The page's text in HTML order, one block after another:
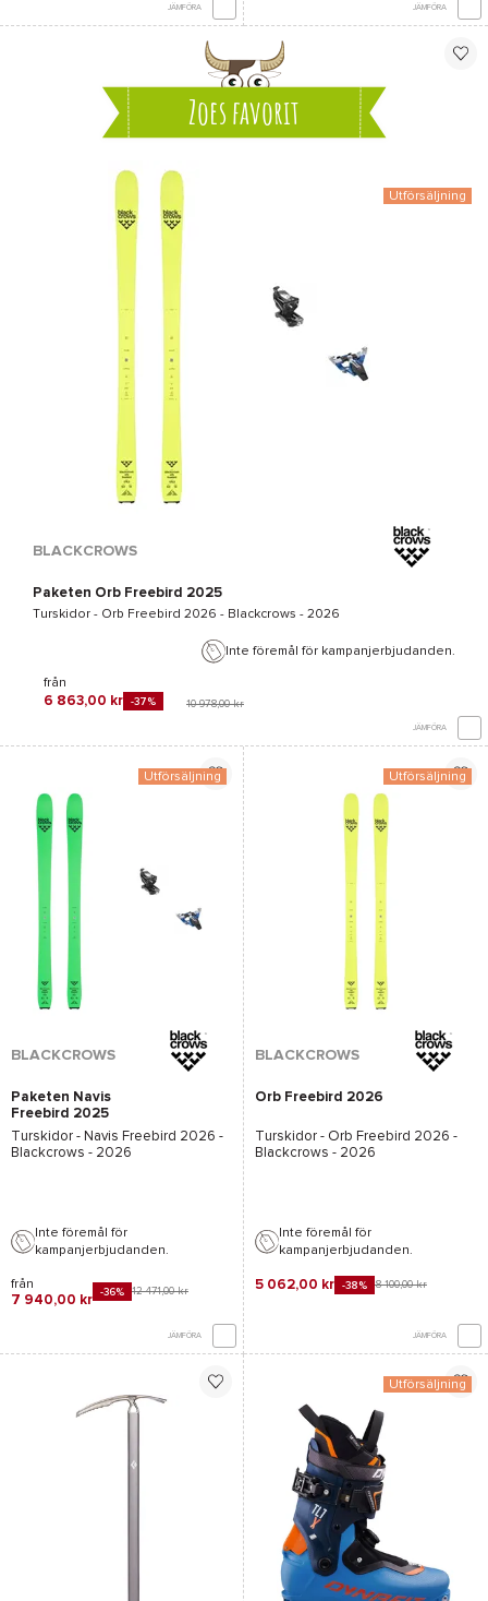
JÄMFÖRA JÄMFÖRA
Zoes favorit
Utförsäljning
BLACKCROWS
Paketen Orb Freebird 2025
Turskidor - Orb Freebird 2026 - Blackcrows - 2026
Inte föremål för kampanjerbjudanden.
från
6 863,00 kr -37% 10 978,00 kr
JÄMFÖRA
Utförsäljning
BLACKCROWS
Paketen Navis
Freebird 2025
Turskidor - Navis Freebird 2026 -
Blackcrows - 2026
Inte föremål för
kampanjerbjudanden.
från
7 940,00 kr
-36% 12 471,00 kr
JÄMFÖRA
Utförsäljning
BLACKCROWS
Orb Freebird 2026
Turskidor - Orb Freebird 2026 -
Blackcrows - 2026
Inte föremål för
kampanjerbjudanden.
5 062,00 kr -38% 8 100,00 kr
JÄMFÖRA
Utförsäljning